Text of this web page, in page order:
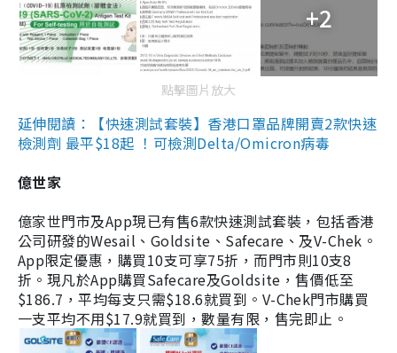
+2
點擊圖片放大
延伸閱讀：【快速測試套裝】香港口罩品牌開賣2款快速
檢測劑 最平$18起 ！可檢測Delta/Omicron病毒
億世家
億家世門市及App現已有售6款快速測試套裝，包括香港
公司研發的Wesail、Goldsite、Safecare、及V-Chek。
App限定優惠，購買10支可享75折，而門市則10支8
折。現凡於App購買Safecare及Goldsite，售價低至
$186.7，平均每支只需$18.6就買到。V-Chek門市購買
一支平均不用$17.9就買到，數量有限，售完即止。